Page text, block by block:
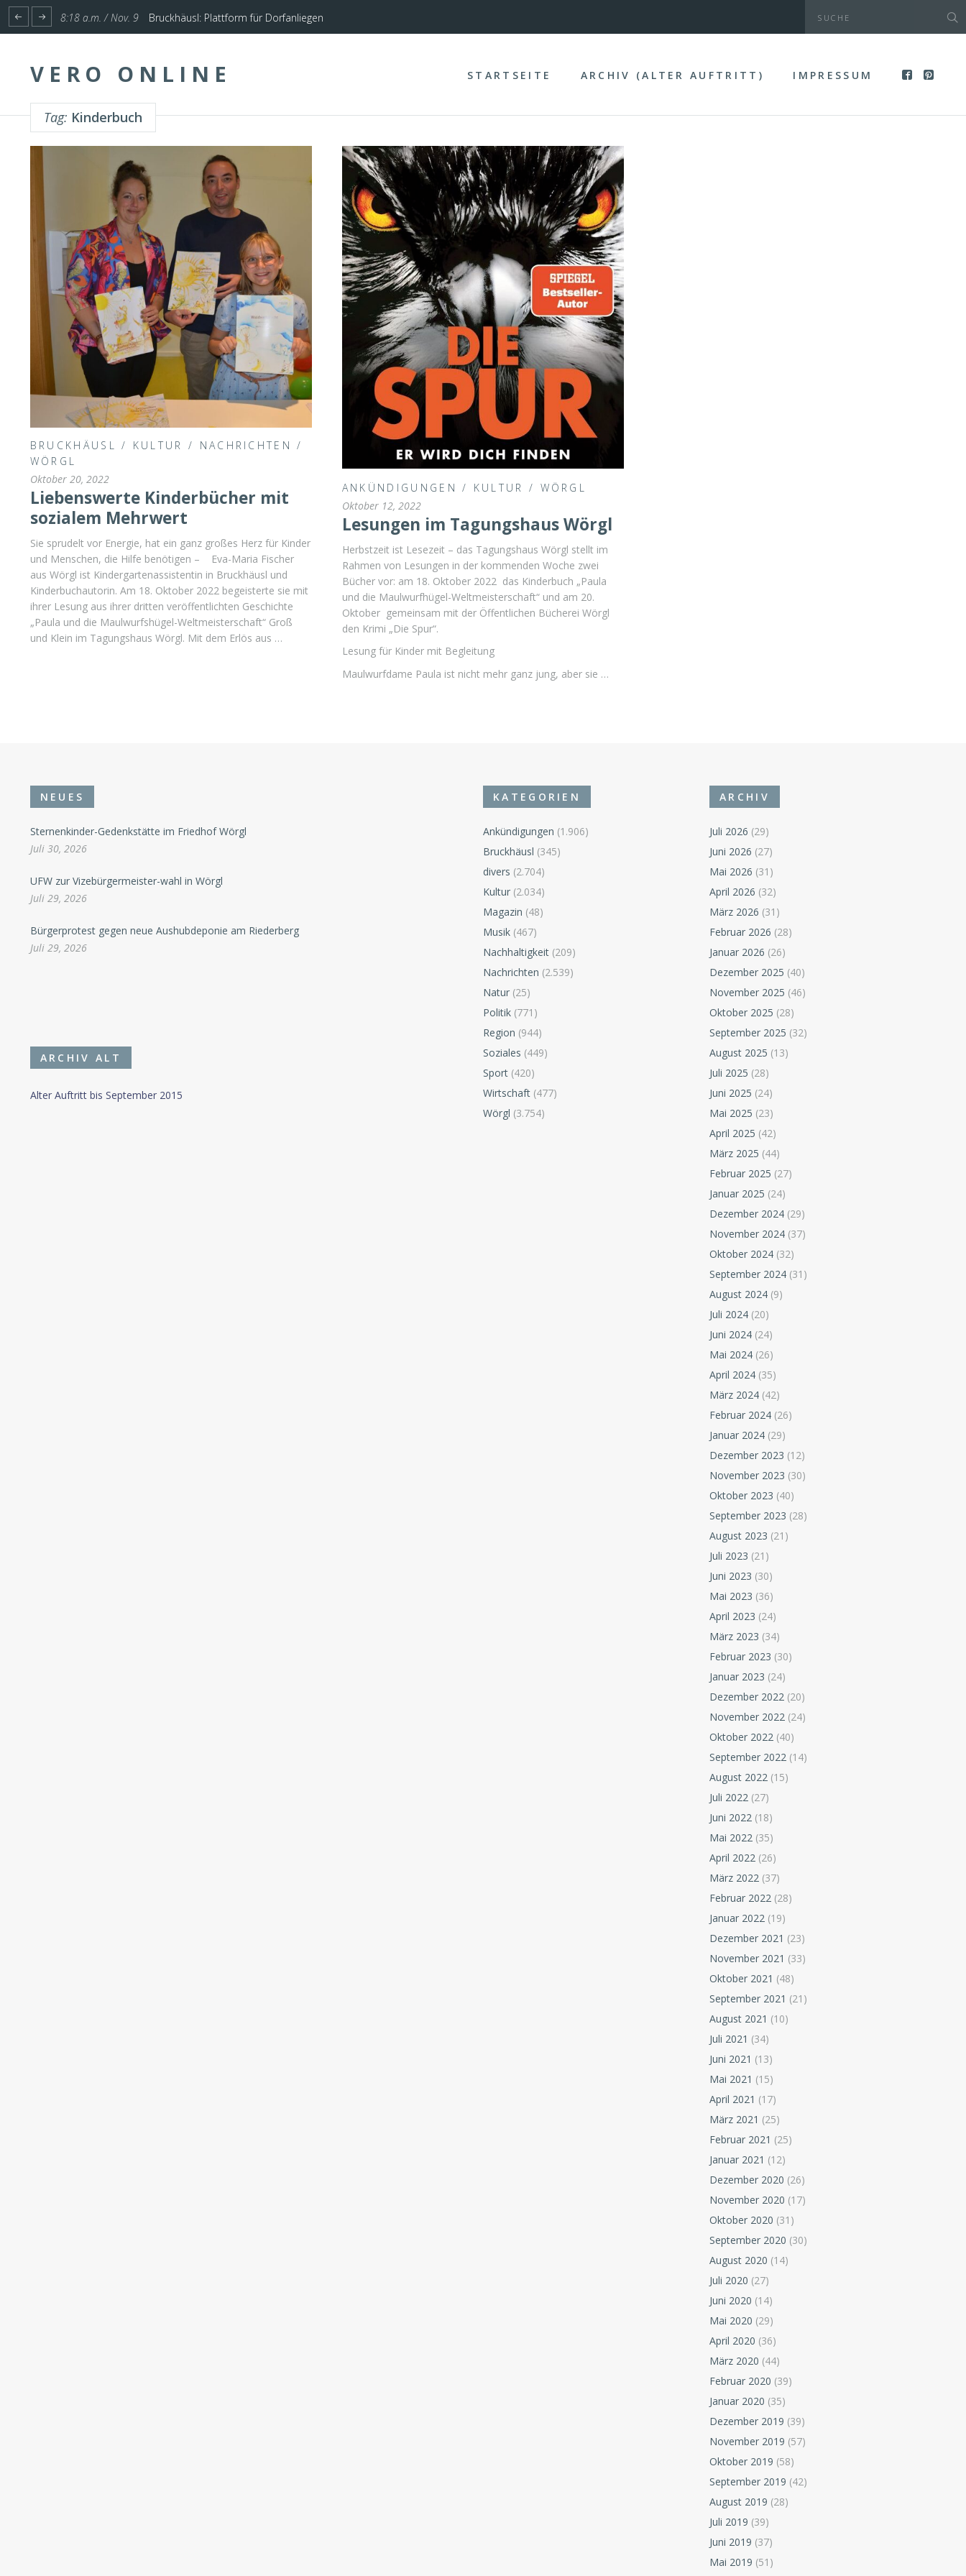
8:18 a.m. / Nov. 9 Bruckhäusl: Plattform für Dorfanliegen
1:17 p.m. / Nov. 4 Start für Planung Hochwasserschutz Unterinntal
VERO ONLINE STARTSEITE ARCHIV (ALTER AUFTRITT) IMPRESSUM
Tag: Kinderbuch
BRUCKHÄUSL / KULTUR / NACHRICHTEN /
WÖRGL
Oktober 20, 2022
Liebenswerte Kinderbücher mit
sozialem Mehrwert
Sie sprudelt vor Energie, hat ein ganz großes Herz für Kinder
und Menschen, die Hilfe benötigen – Eva-Maria Fischer
aus Wörgl ist Kindergartenassistentin in Bruckhäusl und
Kinderbuchautorin. Am 18. Oktober 2022 begeisterte sie mit
ihrer Lesung aus ihrer dritten veröffentlichten Geschichte
„Paula und die Maulwurfshügel-Weltmeisterschaft“ Groß
und Klein im Tagungshaus Wörgl. Mit dem Erlös aus …
ANKÜNDIGUNGEN / KULTUR / WÖRGL
Oktober 12, 2022
Lesungen im Tagungshaus Wörgl
Herbstzeit ist Lesezeit – das Tagungshaus Wörgl stellt im
Rahmen von Lesungen in der kommenden Woche zwei
Bücher vor: am 18. Oktober 2022 das Kinderbuch „Paula
und die Maulwurfhügel-Weltmeisterschaft“ und am 20.
Oktober gemeinsam mit der Öffentlichen Bücherei Wörgl
den Krimi „Die Spur“.
Lesung für Kinder mit Begleitung
Maulwurfdame Paula ist nicht mehr ganz jung, aber sie …
NEUES
Sternenkinder-Gedenkstätte im Friedhof Wörgl
Juli 30, 2026
UFW zur Vizebürgermeister-wahl in Wörgl
Juli 29, 2026
Bürgerprotest gegen neue Aushubdeponie am Riederberg
Juli 29, 2026
ARCHIV ALT
Alter Auftritt bis September 2015
KATEGORIEN
Ankündigungen (1.906)
Bruckhäusl (345)
divers (2.704)
Kultur (2.034)
Magazin (48)
Musik (467)
Nachhaltigkeit (209)
Nachrichten (2.539)
Natur (25)
Politik (771)
Region (944)
Soziales (449)
Sport (420)
Wirtschaft (477)
Wörgl (3.754)
ARCHIV
Juli 2026 (29)
Juni 2026 (27)
Mai 2026 (31)
April 2026 (32)
März 2026 (31)
Februar 2026 (28)
Januar 2026 (26)
Dezember 2025 (40)
November 2025 (46)
Oktober 2025 (28)
September 2025 (32)
August 2025 (13)
Juli 2025 (28)
Juni 2025 (24)
Mai 2025 (23)
April 2025 (42)
März 2025 (44)
Februar 2025 (27)
Januar 2025 (24)
Dezember 2024 (29)
November 2024 (37)
Oktober 2024 (32)
September 2024 (31)
August 2024 (9)
Juli 2024 (20)
Juni 2024 (24)
Mai 2024 (26)
April 2024 (35)
März 2024 (42)
Februar 2024 (26)
Januar 2024 (29)
Dezember 2023 (12)
November 2023 (30)
Oktober 2023 (40)
September 2023 (28)
August 2023 (21)
Juli 2023 (21)
Juni 2023 (30)
Mai 2023 (36)
April 2023 (24)
März 2023 (34)
Februar 2023 (30)
Januar 2023 (24)
Dezember 2022 (20)
November 2022 (24)
Oktober 2022 (40)
September 2022 (14)
August 2022 (15)
Juli 2022 (27)
Juni 2022 (18)
Mai 2022 (35)
April 2022 (26)
März 2022 (37)
Februar 2022 (28)
Januar 2022 (19)
Dezember 2021 (23)
November 2021 (33)
Oktober 2021 (48)
September 2021 (21)
August 2021 (10)
Juli 2021 (34)
Juni 2021 (13)
Mai 2021 (15)
April 2021 (17)
März 2021 (25)
Februar 2021 (25)
Januar 2021 (12)
Dezember 2020 (26)
November 2020 (17)
Oktober 2020 (31)
September 2020 (30)
August 2020 (14)
Juli 2020 (27)
Juni 2020 (14)
Mai 2020 (29)
April 2020 (36)
März 2020 (44)
Februar 2020 (39)
Januar 2020 (35)
Dezember 2019 (39)
November 2019 (57)
Oktober 2019 (58)
September 2019 (42)
August 2019 (28)
Juli 2019 (39)
Juni 2019 (37)
Mai 2019 (51)